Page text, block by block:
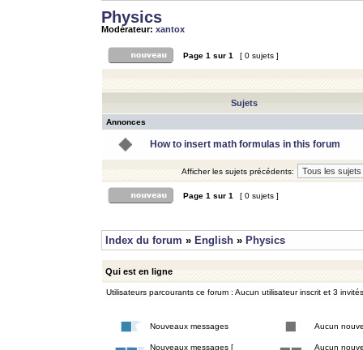
Physics
Modérateur: xantox
Page 1 sur 1 [ 0 sujets ]
Sujets
Annonces
How to insert math formulas in this forum
Afficher les sujets précédents:
Page 1 sur 1 [ 0 sujets ]
Index du forum » English » Physics
Qui est en ligne
Utilisateurs parcourants ce forum : Aucun utilisateur inscrit et 3 invités
Nouveaux messages Aucun
Nouveaux messages [
Aucun